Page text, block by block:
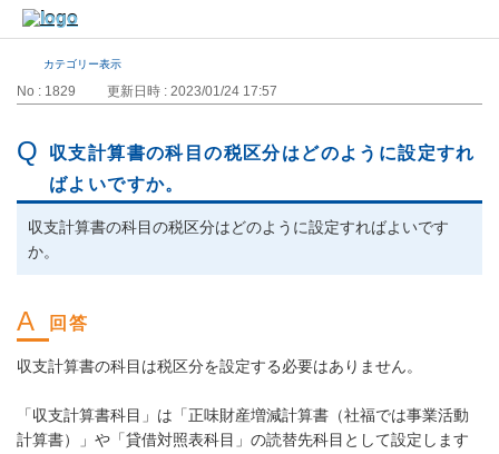
カテゴリー表示
No : 1829 更新日時 : 2023/01/24 17:57
収支計算書の科目の税区分はどのように設定すれ
ばよいですか。
収支計算書の科目の税区分はどのように設定すればよいです
か。
収支計算書の科目は税区分を設定する必要はありません。
「収支計算書科目」は「正味財産増減計算書（社福では事業活動
計算書）」や「貸借対照表科目」の読替先科目として設定します